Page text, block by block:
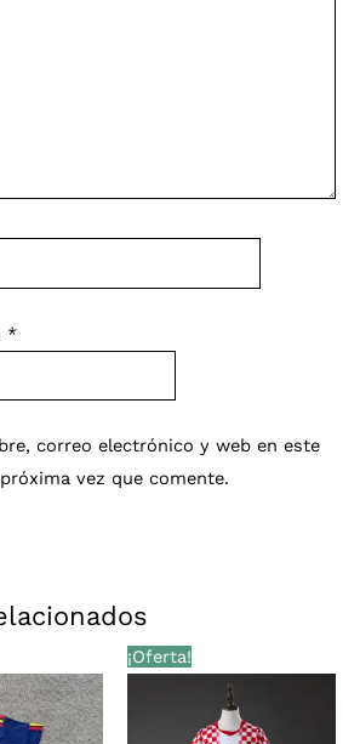
*
correo electrónico y web en este
vez que comente.
precio
actual
es:
€33,99.
¡Oferta!
El
precio
original
€39,00.
precio
es:
€33,99.